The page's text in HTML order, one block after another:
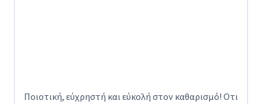
Ποιοτική, εύχρηστή και εύκολή στον καθαρισμό! Οτι